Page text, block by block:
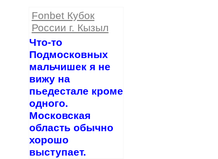
Fonbet Кубок
России г. Кызыл
Что-то
Подмосковных
мальчишек я не
вижу на
пьедестале кроме
одного.
Московская
область обычно
хорошо
выступает.